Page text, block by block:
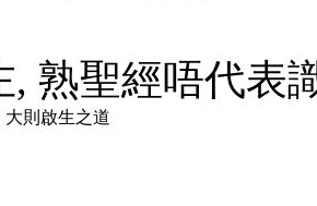
, 熟聖經唔代表
大則啟生之道